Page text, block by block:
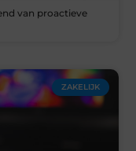
van proactieve
ZAKELIJK